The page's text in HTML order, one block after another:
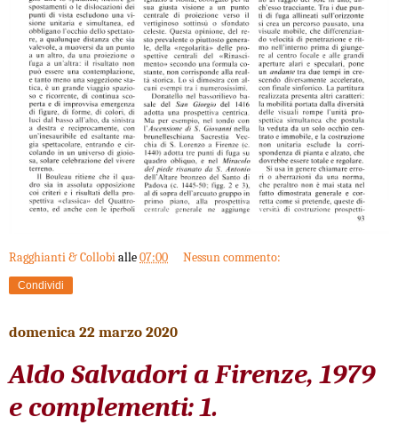
Ragghianti & Collobialle07:00 Nessun commento:
Condividi
domenica 22 marzo 2020
Aldo Salvadori a Firenze, 1979
e complementi: 1.